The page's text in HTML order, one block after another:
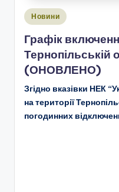
Опубліковано
Новини
Графік
Тернопільській
(ОНОВЛЕНО)
Згідно вказівки НЕК
на території
погодинних